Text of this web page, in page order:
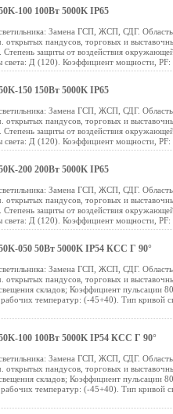
100 100Вт 5000K IP65
Замена ГСП, ЖСП, СДГ.
открытых пандусов, торговых и
защиты от воздействия
Д (120). Коэффициент мощности, PF:
150 150Вт 5000K IP65
Замена ГСП, ЖСП, СДГ.
открытых пандусов, торговых и
защиты от воздействия
Д (120). Коэффициент мощности, PF:
200 200Вт 5000K IP65
Замена ГСП, ЖСП, СДГ.
открытых пандусов, торговых и
защиты от воздействия
Д (120). Коэффициент мощности, PF:
050 50Вт 5000K IP54 КСС Г 90°
Замена ГСП, ЖСП, СДГ.
открытых пандусов, торговых и
складов; Коэффициент пульсации
температур: (-45+40). Тип кривой
100 100Вт 5000K IP54 КСС Г 90°
Замена ГСП, ЖСП, СДГ.
открытых пандусов, торговых и
складов; Коэффициент пульсации
температур: (-45+40). Тип кривой